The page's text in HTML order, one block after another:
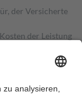
der Versicherte
der Leistung